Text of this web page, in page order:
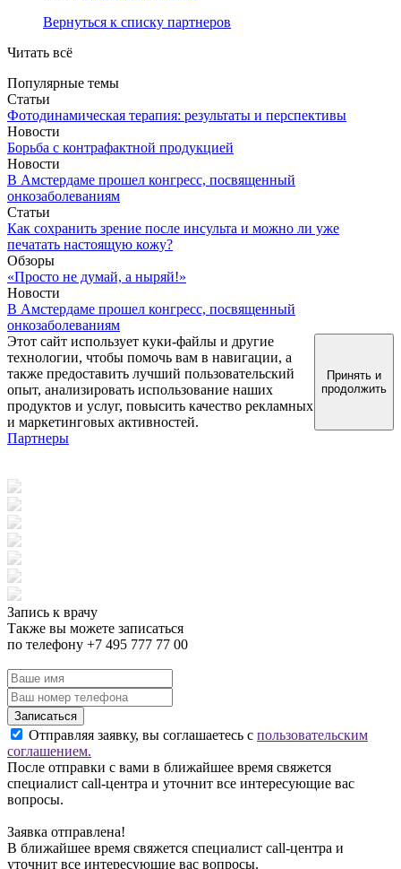
Вернуться к списку партнеров
Читать всё
Популярные темы
Статьи
Фотодинамическая терапия: результаты и перспективы
Новости
Борьба с контрафактной продукцией
Новости
В Амстердаме прошел конгресс, посвященный
онкозаболеваниям
Статьи
Как сохранить зрение после инсульта и можно ли уже
печатать настоящую кожу?
Обзоры
«Просто не думай, а ныряй!»
Новости
В Амстердаме прошел конгресс, посвященный
онкозаболеваниям
Этот сайт использует куки-файлы и другие
технологии, чтобы помочь вам в навигации, а
также предоставить лучший пользовательский
опыт, анализировать использование наших
продуктов и услуг, повысить качество рекламных
и маркетинговых активностей.
Принять и
продолжить
Партнеры
Запись к врачу
Также вы можете записаться
по телефону +7 495 777 77 00
Записаться
Отправляя заявку, вы соглашаетесь с пользовательским
соглашением.
После отправки с вами в ближайшее время свяжется
специалист call-центра и уточнит все интересующие вас
вопросы.
Заявка отправлена!
В ближайшее время свяжется специалист call-центра и
уточнит все интересующие вас вопросы.